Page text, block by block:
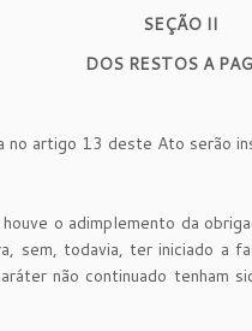
SEÇÃO II
DOS RESTOS A
no artigo 13 deste Ato serão
o adimplemento da
sem, todavia, ter iniciado a
não continuado tenham